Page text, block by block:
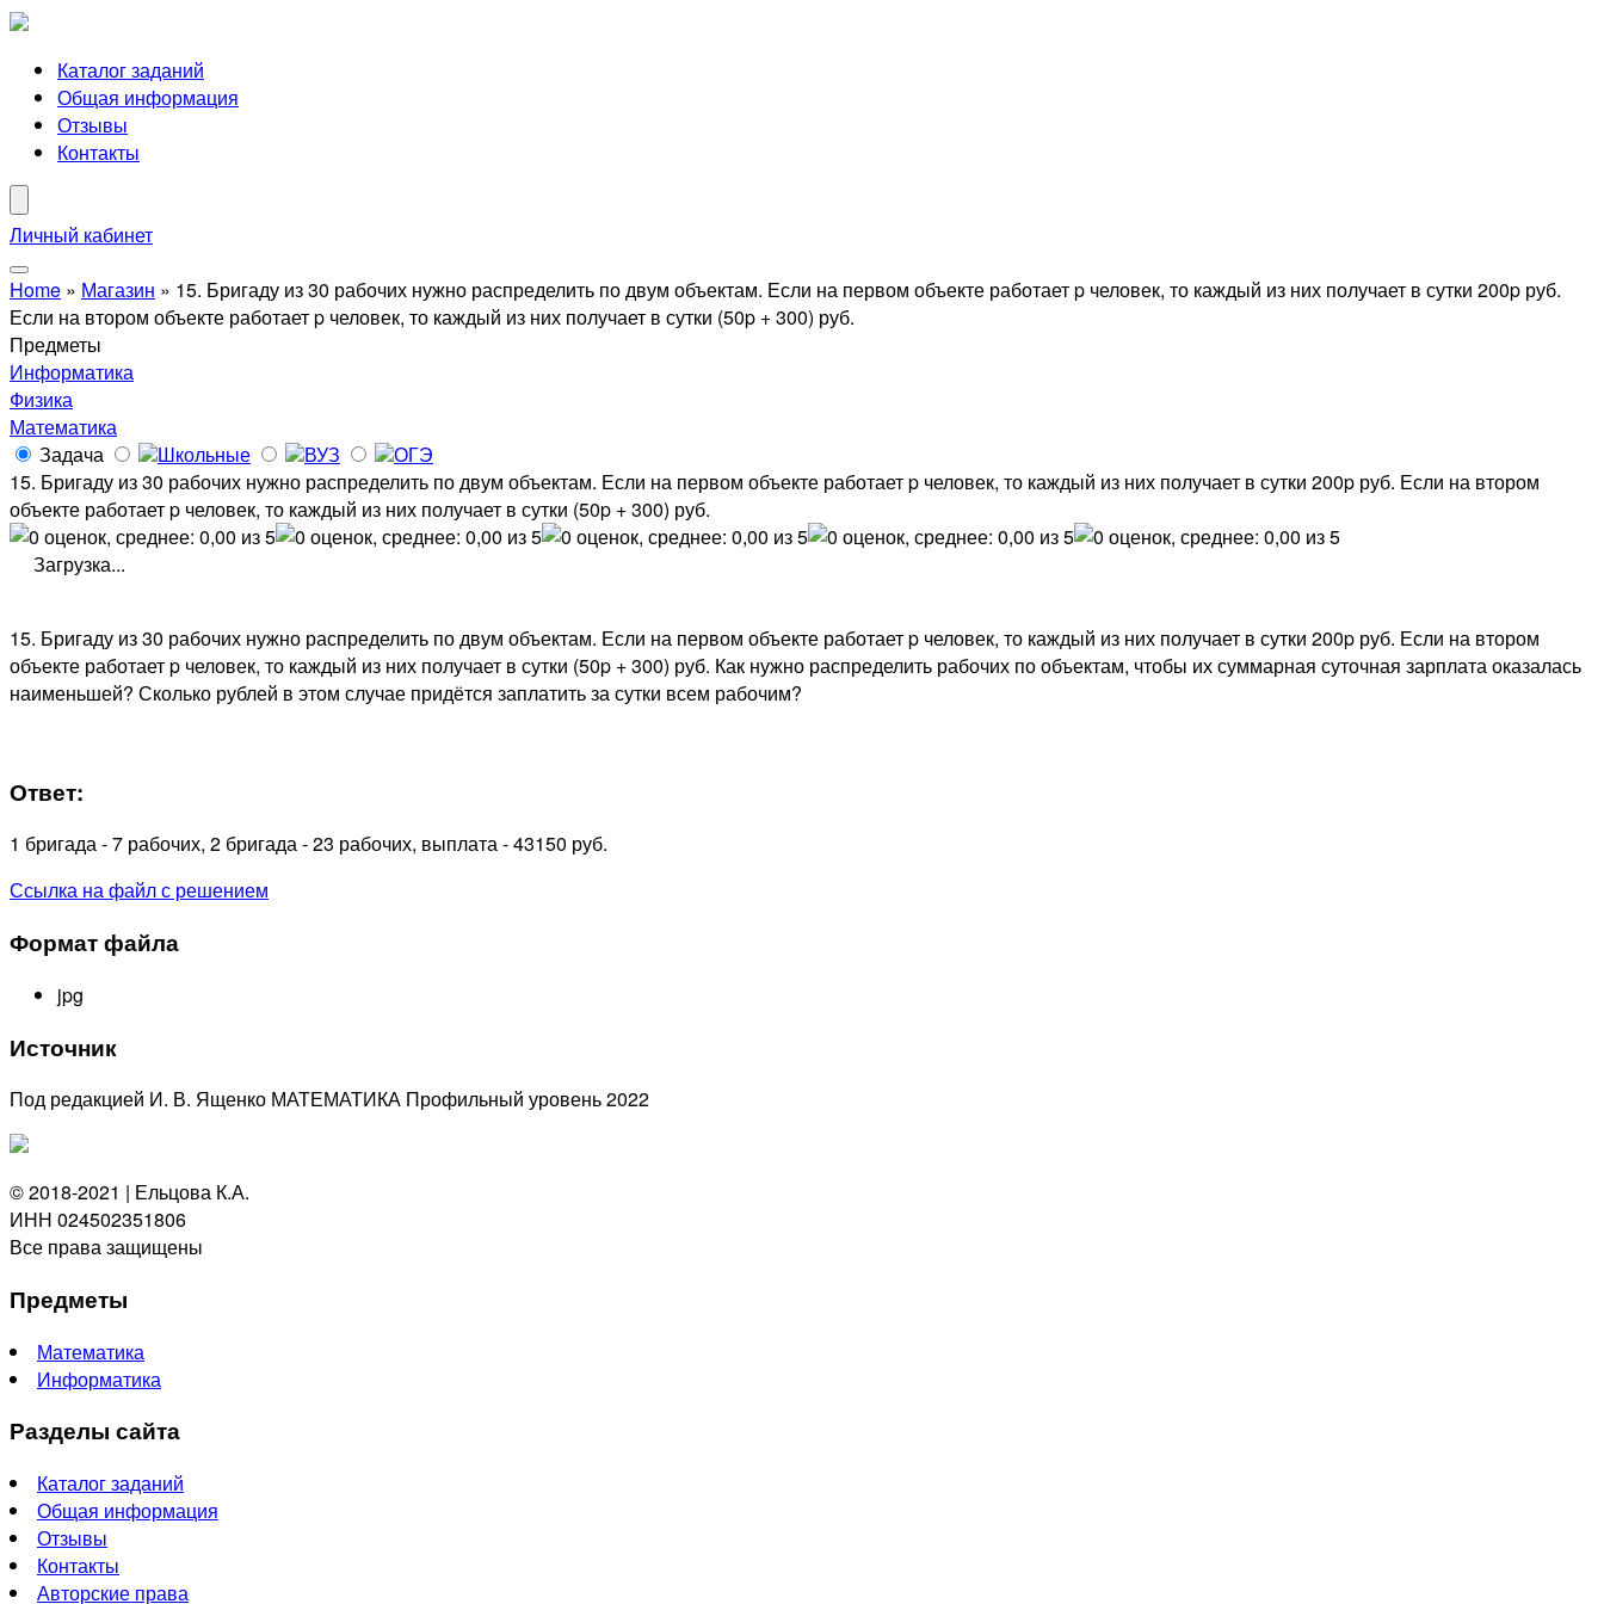
Каталог заданий
Общая информация
Отзывы
Контакты
Личный кабинет
Home » Магазин » 15. Бригаду из 30 рабочих нужно распределить по двум объектам. Если на первом объекте работает p человек, то каждый из них получает в сутки 200p руб.
Если на втором объекте работает p человек, то каждый из них получает в сутки (50p + 300) руб.
Предметы
Информатика
Физика
Математика
Задача
Школьные ВУЗ
ОГЭ
15. Бригаду из 30 рабочих нужно распределить по двум объектам. Если на первом объекте работает p человек, то каждый из них получает в сутки 200p руб. Если на втором
объекте работает p человек, то каждый из них получает в сутки (50p + 300) руб.
Загрузка...
15. Бригаду из 30 рабочих нужно распределить по двум объектам. Если на первом объекте работает p человек, то каждый из них получает в сутки 200p руб. Если на втором
объекте работает p человек, то каждый из них получает в сутки (50p + 300) руб. Как нужно распределить рабочих по объектам, чтобы их суммарная суточная зарплата оказалась
наименьшей? Сколько рублей в этом случае придётся заплатить за сутки всем рабочим?
Ответ:
1 бригада - 7 рабочих, 2 бригада - 23 рабочих, выплата - 43150 руб.
Ссылка на файл с решением
Формат файла
jpg
Источник
Под редакцией И. В. Ященко МАТЕМАТИКА Профильный уровень 2022
© 2018-2021 | Ельцова К.А.
ИНН 024502351806
Все права защищены
Предметы
Математика
Информатика
Разделы сайта
Каталог заданий
Общая информация
Отзывы
Контакты
Авторские права